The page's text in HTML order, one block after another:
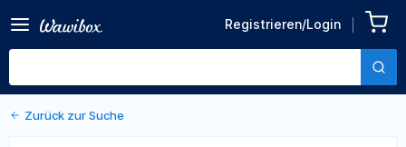
Registrieren/Login
Rt Cuspid 0T/11A 018, 1
Stück
Von Solventum Germany GmbH
Zurück zu den Produktdetails
Zurück zur Suche